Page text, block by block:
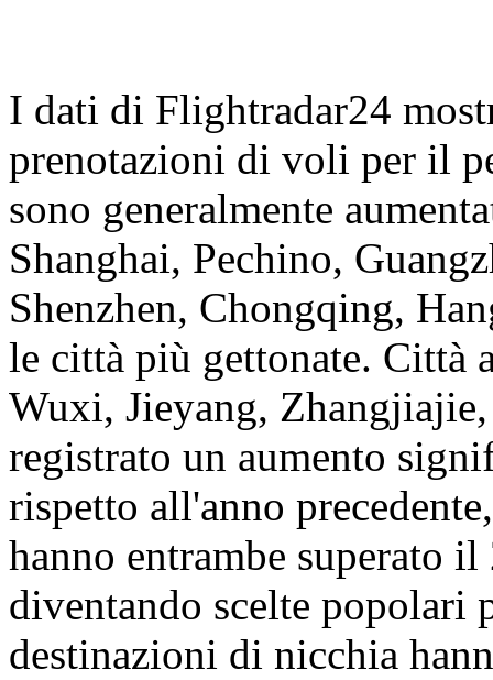
I dati di Flightradar24
prenotazioni di voli per il
sono generalmente
Shanghai, Pechino,
Shenzhen, Chongqing,
le città più gettonate. Città
Wuxi, Jieyang,
registrato un aumento
rispetto all'anno
hanno entrambe superato
diventando scelte popolari
destinazioni di nicchia